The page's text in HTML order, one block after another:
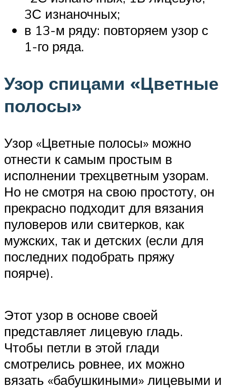
3С изнаночных;
в 13-м ряду: повторяем узор с
1-го ряда.
Узор спицами «Цветные
полосы»
Узор «Цветные полосы» можно
отнести к самым простым в
исполнении трехцветным узорам.
Но не смотря на свою простоту, он
прекрасно подходит для вязания
пуловеров или свитерков, как
мужских, так и детских (если для
последних подобрать пряжу
поярче).
Этот узор в основе своей
представляет лицевую гладь.
Чтобы петли в этой глади
смотрелись ровнее, их можно
вязать «бабушкиными» лицевыми и